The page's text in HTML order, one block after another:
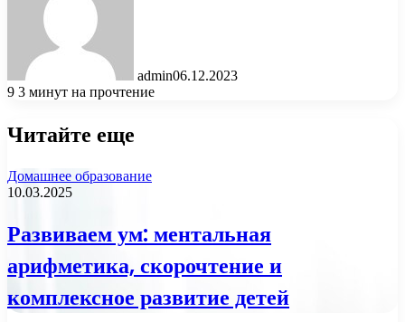
admin06.12.2023
9 3 минут на прочтение
Читайте еще
Домашнее образование
10.03.2025
Развиваем ум: ментальная
арифметика, скорочтение и
комплексное развитие детей